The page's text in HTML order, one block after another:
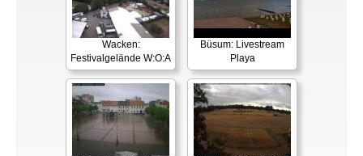
Wacken:
Festivalgelände W:O:A
Büsum: Livestream
Playa